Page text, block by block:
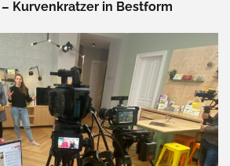
Kurvenkratzer in Bestform